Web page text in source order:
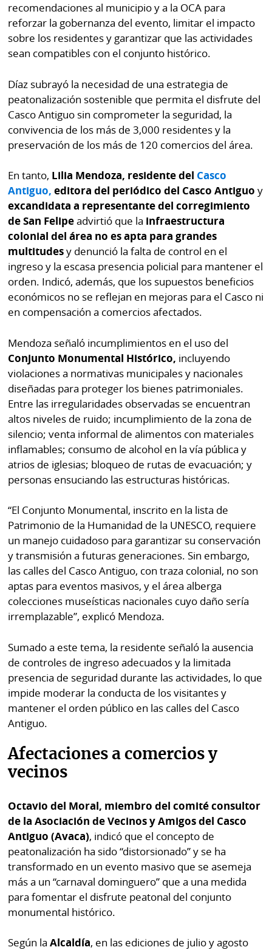
recomendaciones al municipio y a la OCA para
reforzar la gobernanza del evento, limitar el impacto
sobre los residentes y garantizar que las actividades
sean compatibles con el conjunto histórico.
Díaz subrayó la necesidad de una estrategia de
peatonalización sostenible que permita el disfrute del
Casco Antiguo sin comprometer la seguridad, la
convivencia de los más de 3,000 residentes y la
preservación de los más de 120 comercios del área.
En tanto, Lilia Mendoza, residente del Casco
Antiguo, editora del periódico del Casco Antiguo y
excandidata a representante del corregimiento
de San Felipeadvirtió que la infraestructura
colonial del área no es apta para grandes
multitudesy denunció la falta de control en el
ingreso y la escasa presencia policial para mantener el
orden. Indicó, además, que los supuestos beneficios
económicos no se reflejan en mejoras para el Casco ni
en compensación a comercios afectados.
Mendoza señaló incumplimientos en el uso del
Conjunto Monumental Histórico, incluyendo
violaciones a normativas municipales y nacionales
diseñadas para proteger los bienes patrimoniales.
Entre las irregularidades observadas se encuentran
altos niveles de ruido; incumplimiento de la zona de
silencio; venta informal de alimentos con materiales
inflamables; consumo de alcohol en la vía pública y
atrios de iglesias; bloqueo de rutas de evacuación; y
personas ensuciando las estructuras históricas.
“El Conjunto Monumental, inscrito en la lista de
Patrimonio de la Humanidad de la UNESCO, requiere
un manejo cuidadoso para garantizar su conservación
y transmisión a futuras generaciones. Sin embargo,
las calles del Casco Antiguo, con traza colonial, no son
aptas para eventos masivos, y el área alberga
colecciones museísticas nacionales cuyo daño sería
irremplazable”, explicó Mendoza.
Sumado a este tema, la residente señaló la ausencia
de controles de ingreso adecuados y la limitada
presencia de seguridad durante las actividades, lo que
impide moderar la conducta de los visitantes y
mantener el orden público en las calles del Casco
Antiguo.
Afectaciones a comercios y
vecinos
Octavio del Moral, miembro del comité consultor
de la Asociación de Vecinos y Amigos del Casco
Antiguo (Avaca), indicó que el concepto de
peatonalización ha sido “distorsionado” y se ha
transformado en un evento masivo que se asemeja
más a un “carnaval dominguero” que a una medida
para fomentar el disfrute peatonal del conjunto
monumental histórico.
Según laAlcaldía, en las ediciones de julio y agosto